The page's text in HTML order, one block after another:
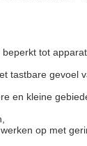
tot
tastbare gevoel
en kleine
op met